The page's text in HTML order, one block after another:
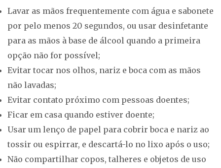
Lavar as mãos frequentemente com água e sabonete
por pelo menos 20 segundos, ou usar desinfetante
para as mãos à base de álcool quando a primeira
opção não for possível;
Evitar tocar nos olhos, nariz e boca com as mãos
não lavadas;
Evitar contato próximo com pessoas doentes;
Ficar em casa quando estiver doente;
Usar um lenço de papel para cobrir boca e nariz ao
tossir ou espirrar, e descartá-lo no lixo após o uso;
Não compartilhar copos, talheres e objetos de uso